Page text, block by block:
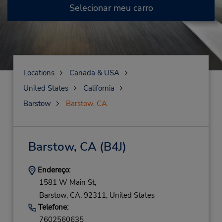
Selecionar meu carro
Locations
Canada & USA
United States
California
Barstow
Barstow, CA
Barstow, CA(B4J)
Endereço:
1581 W Main St,
Barstow, CA, 92311, United States
Telefone:
7602560635